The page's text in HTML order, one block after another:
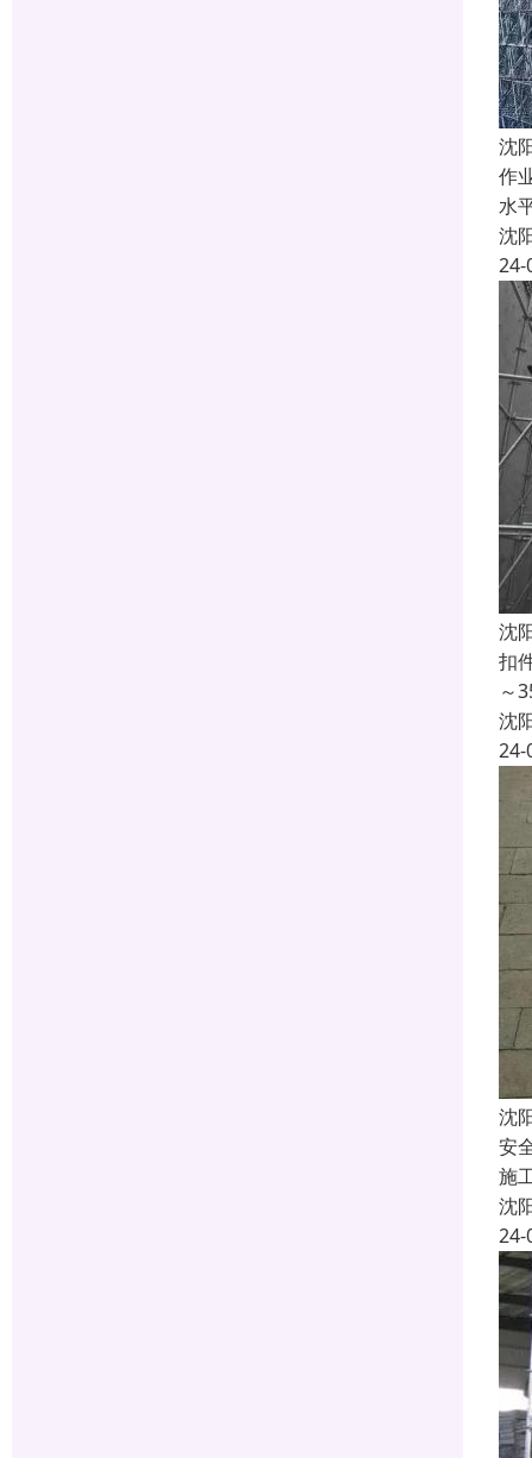
沈
作
水
沈
24-
沈
扣
～
沈
24-
沈
安
施
沈
24-